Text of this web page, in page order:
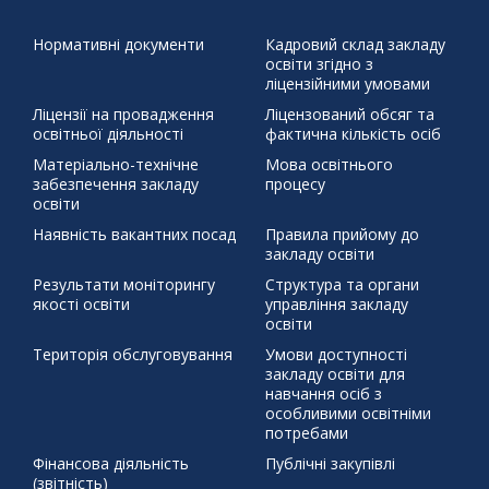
життя Святий Миколай ЦЕЙ ДЕНЬ В ІСТОРІЇ 30 березня 1392 р.
демонстраційний урок захист проєктів
писанка
профорієнтація тиждень права
Нормативні документи
Кадровий склад закладу
освіти згідно з
ліцензійними умовами
Ліцензії на провадження
освітньої діяльності
Ліцензований обсяг та
фактична кількість осіб
Матеріально-технічне
забезпечення закладу
освіти
Мова освітнього
процесу
Наявність вакантних посад
Правила прийому до
закладу освіти
Результати моніторингу
якості освіти
Структура та органи
управління закладу
освіти
Територія обслуговування
Умови доступності
закладу освіти для
навчання осіб з
особливими освітніми
потребами
Фінансова діяльність
(звітність)
Публічні закупівлі